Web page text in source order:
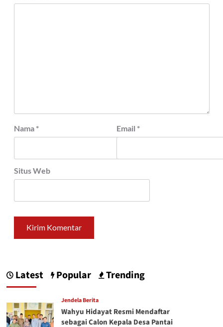
Nama * Email *
Situs Web
Latest Popular Trending
Jendela Berita
Wahyu Hidayat Resmi Mendaftar
sebagai Calon Kepala Desa Pantai